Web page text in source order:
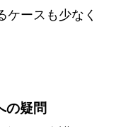
ケースも少なく
の疑問